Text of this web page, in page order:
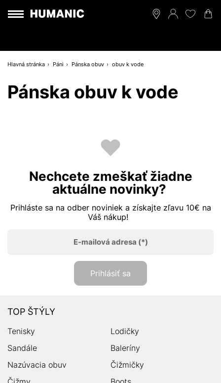
Hlavná stránka Páni Pánska obuv obuv k vode
Pánska obuv k vode
Nechcete zmeškať žiadne
aktuálne novinky?
Prihláste sa na odber noviniek a získajte zľavu 10€ na
Váš nákup!
E-mailová adresa (*)
Prihlásiť sa
TOP ŠTÝLY
Tenisky
Lodičky
Sandále
Baleríny
Nazúvacia obuv
Čižmičky